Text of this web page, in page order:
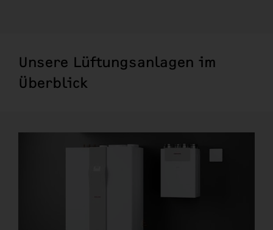
Unsere Lüftungsanlagen im
Überblick